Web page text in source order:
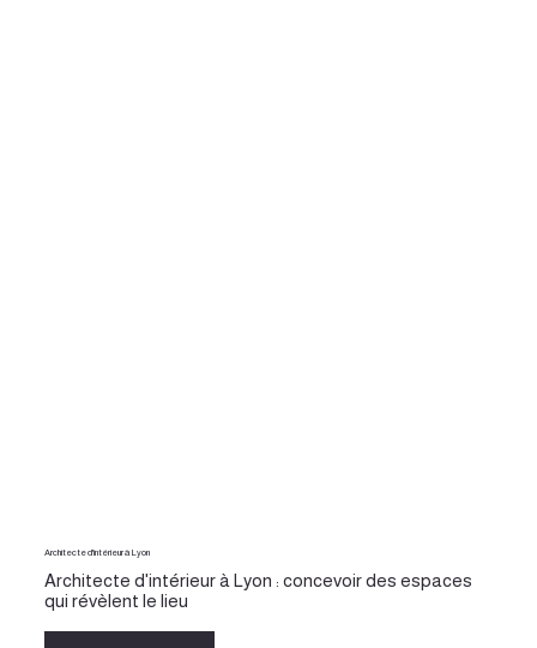
Architecte d'intérieur à Lyon
Architecte d'intérieur à Lyon : concevoir des espaces
qui révèlent le lieu